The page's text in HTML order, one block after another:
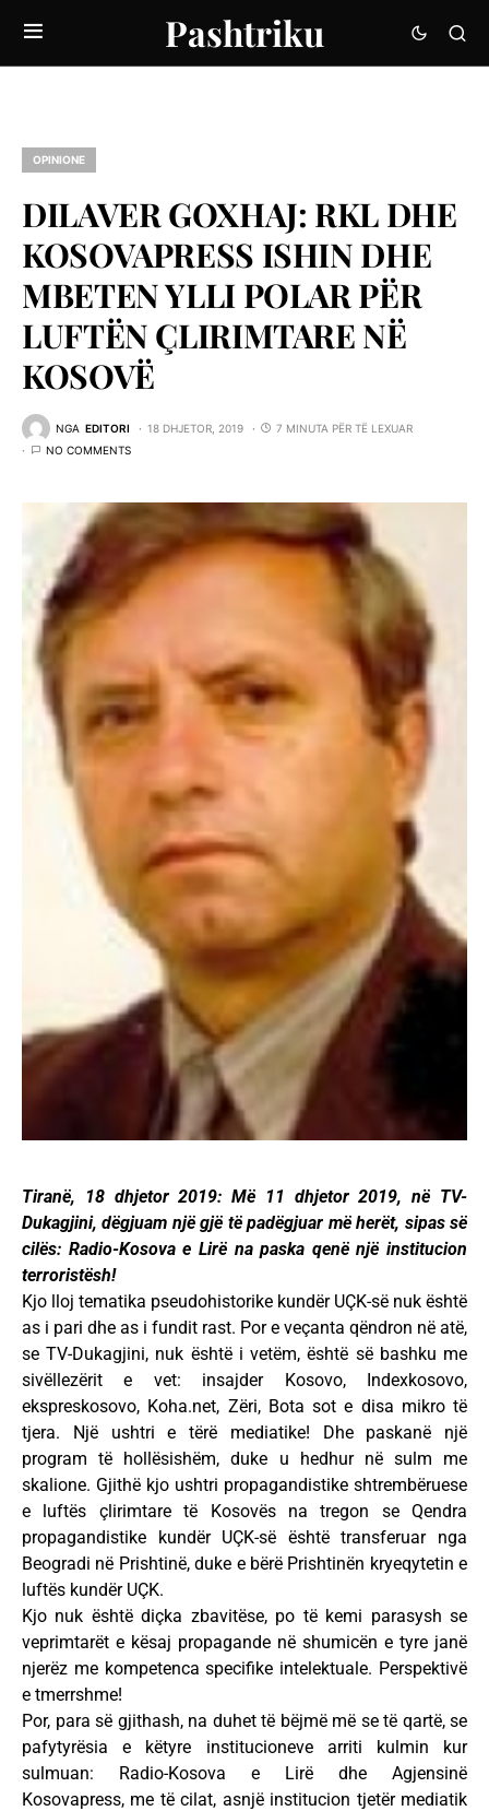
Pashtriku
OPINIONE
DILAVER GOXHAJ: RKL DHE
KOSOVAPRESS ISHIN DHE
MBETEN YLLI POLAR PËR
LUFTËN ÇLIRIMTARE NË
KOSOVË
NGA EDITORI 18 DHJETOR, 2019
7 MINUTA PËR TË LEXUAR
NO COMMENTS
Tiranë, 18 dhjetor 2019: Më 11 dhjetor 2019, në TV-
Dukagjini, dëgjuam një gjë të padëgjuar më herët, sipas së
cilës: Radio-Kosova e Lirë na paska qenë një institucion
terroristësh!
Kjo lloj tematika pseudohistorike kundër UÇK-së nuk është
as i pari dhe as i fundit rast. Por e veçanta qëndron në atë,
se TV-Dukagjini, nuk është i vetëm, është së bashku me
sivëllezërit e vet: insajder Kosovo, Indexkosovo,
ekspreskosovo, Koha.net, Zëri, Bota sot e disa mikro të
tjera. Një ushtri e tërë mediatike! Dhe paskanë një
program të hollësishëm, duke u hedhur në sulm me
skalione. Gjithë kjo ushtri propagandistike shtrembëruese
e luftës çlirimtare të Kosovës na tregon se Qendra
propagandistike kundër UÇK-së është transferuar nga
Beogradi në Prishtinë, duke e bërë Prishtinën kryeqytetin e
luftës kundër UÇK.
Kjo nuk është diçka zbavitëse, po të kemi parasysh se
veprimtarët e kësaj propagande në shumicën e tyre janë
njerëz me kompetenca specifike intelektuale. Perspektivë
e tmerrshme!
Por, para së gjithash, na duhet të bëjmë më se të qartë, se
pafytyrësia e këtyre institucioneve arriti kulmin kur
sulmuan: Radio-Kosova e Lirë dhe Agjensinë
Kosovapress, me të cilat, asnjë institucion tjetër mediatik